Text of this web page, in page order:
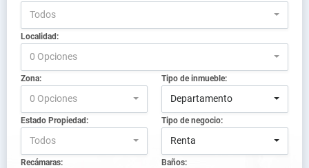
Todos
Localidad:
0 Opciones
Zona:
0 Opciones
Tipo de inmueble:
Departamento
Estado Propiedad:
Todos
Tipo de negocio:
Renta
Recámaras: Baños: